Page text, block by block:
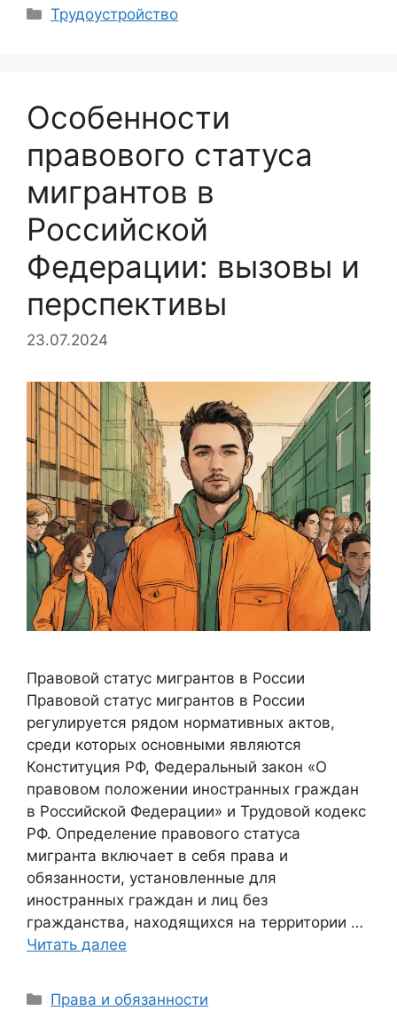
Рубрики
Трудоустройство
Особенности
правового статуса
мигрантов в
Российской
Федерации: вызовы и
перспективы
23.07.2024
Правовой статус мигрантов в России
Правовой статус мигрантов в России
регулируется рядом нормативных актов,
среди которых основными являются
Конституция РФ, Федеральный закон «О
правовом положении иностранных граждан
в Российской Федерации» и Трудовой кодекс
РФ. Определение правового статуса
мигранта включает в себя права и
обязанности, установленные для
иностранных граждан и лиц без
гражданства, находящихся на территории …
Читать далее
Рубрики
Права и обязанности